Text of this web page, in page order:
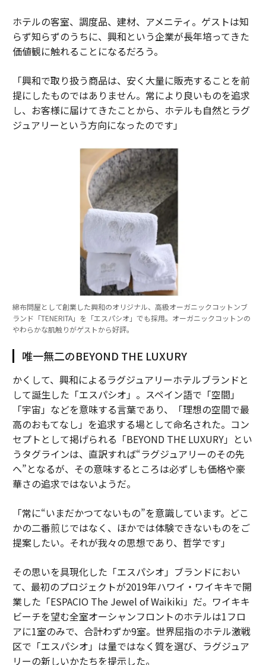
ホテルの客室、調度品、建材、アメニティ。ゲストは知
らず知らずのうちに、興和という企業が長年培ってきた
価値観に触れることになるだろう。
「興和で取り扱う商品は、安く大量に販売することを前
提にしたものではありません。常により良いものを追求
し、お客様に届けてきたことから、ホテルも自然とラグ
ジュアリーという方向になったのです」
綿布問屋として創業した興和のオリジナル、高級オーガニックコットンブ
ランド「TENERITA」を「エスパシオ」でも採用。オーガニックコットンの
やわらかな肌触りがゲストから好評。
唯一無二のBEYOND THE LUXURY
かくして、興和によるラグジュアリーホテルブランドと
して誕生した「エスパシオ」。スペイン語で「空間」
「宇宙」などを意味する言葉であり、「理想の空間で最
高のおもてなし」を追求する場として命名された。コン
セプトとして掲げられる「BEYOND THE LUXURY」とい
うタグラインは、直訳すれば“ラグジュアリーのその先
へ”となるが、その意味するところは必ずしも価格や豪
華さの追求ではないようだ。
「常に“いまだかつてないもの”を意識しています。どこ
かの二番煎じではなく、ほかでは体験できないものをご
提案したい。それが我々の思想であり、哲学です」
その思いを具現化した「エスパシオ」ブランドにおい
て、最初のプロジェクトが2019年ハワイ・ワイキキで開
業した「ESPACIO The Jewel of Waikiki」だ。ワイキキ
ビーチを望む全室オーシャンフロントのホテルは1フロ
アに1室のみで、合計わずか9室。世界屈指のホテル激戦
区で「エスパシオ」は量ではなく質を選び、ラグジュア
リーの新しいかたちを提示した。